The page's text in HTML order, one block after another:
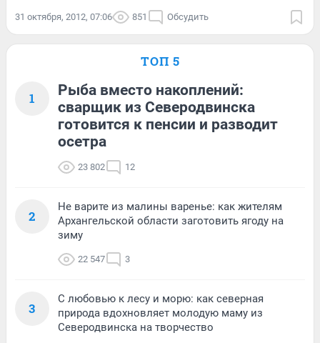
31 октября, 2012, 07:06 851 Обсудить
ТОП 5
1
Рыба вместо накоплений:
сварщик из Северодвинска
готовится к пенсии и разводит
осетра
23 802 12
2
Не варите из малины варенье: как жителям
Архангельской области заготовить ягоду на
зиму
22 547 3
3
С любовью к лесу и морю: как северная
природа вдохновляет молодую маму из
Северодвинска на творчество